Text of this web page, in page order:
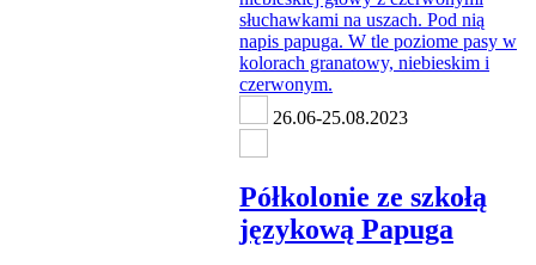
26.06-25.08.2023
Półkolonie ze szkołą
językową Papuga